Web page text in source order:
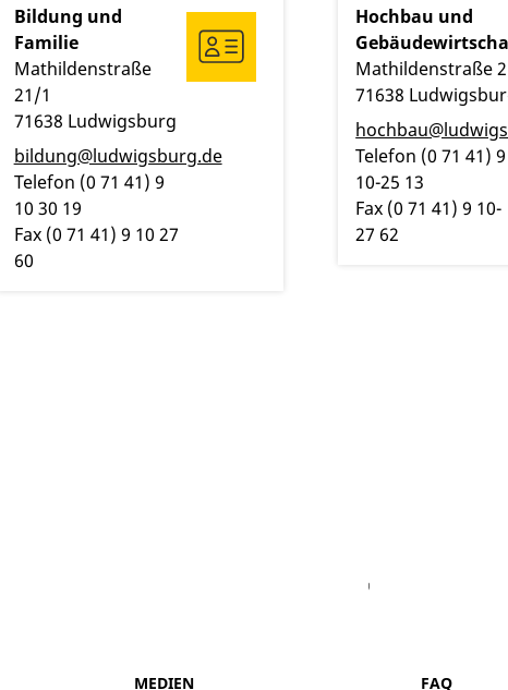
Bildung und
Familie
Mathildenstraße
21/1
71638 Ludwigsburg
bildung@ludwigsburg.de
Telefon (0 71 41) 9
10 30 19
Fax (0 71 41) 9 10 27
60
Hochbau und
Mathildenstraße
71638
Telefon (0 71 41) 9
10-25 13
Fax (0 71 41) 9 10-
27 62
Youtube
MEDIEN FAQ